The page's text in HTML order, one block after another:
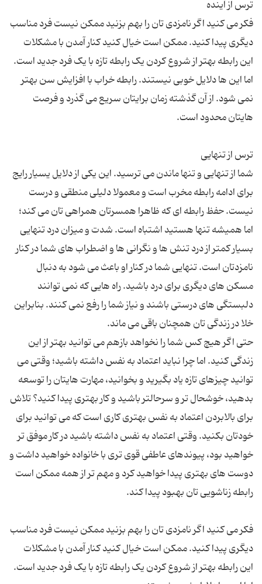
فکر می کنید اگر نامزدی تان را بهم بزنید ممکن نیست فرد مناسب
دیگری پیدا کنید. ممکن است خیال کنید کنار آمدن با مشکلات
این رابطه بهتر از شروع کردن یک رابطه تازه با یک فرد جدید است.
اما این ها دلایل خوبی نیستند. رابطه خراب با افزایش سن بهتر
نمی شود. از آن گذشته زمان برایتان سریع می گذرد و فرصت
شما از تنهایی و تنها ماندن می ترسید. این یکی از دلایل یسیار رایج
برای ادامه رابطه مخرب است و معمولا دلیلی منطقی و درست
نیست. حفظ رابطه ای که ظاهرا همسرتان همراهی تان می کند؛
اما همیشه تنها هستید اشتباه است. شدت و میزان درد تنهایی
بسیار کمتر از درد تنش ها و نگرانی ها و اضطراب های شما در کنار
نامزدتان است. تنهایی شما در کنار او باعث می شود به دنبال
مسکن های دیگری برای درد باشید. راه هایی که نمی توانند
دلبستگی های درستی باشند و نیاز شما را رفع نمی کنند. بنابراین
حتی اگر هیچ کس شما را نخواهد بازهم می توانید بهتر از این
زندگی کنید. اما چرا نباید اعتماد به نفس داشته باشید؛ وقتی می
توانید چیزهای تازه یاد بگیرید و بخوانید، مهارت هایتان را توسعه
بدهید، خوشحال تر و سرحالتر باشید و کار بهتری پیدا کنید؟ تلاش
برای بالابردن اعتماد به نفس بهتری کاری است که می توانید برای
خودتان بکنید. وقتی اعتماد به نفس داشته باشید در کار موفق تر
خواهید بود، پیوندهای عاطفی قوی تری با خانواده خواهید داشت و
دوست های بهتری پیدا خواهید کرد و مهم تر از همه ممکن است
فکر می کنید اگر نامزدی تان را بهم بزنید ممکن نیست فرد مناسب
دیگری پیدا کنید. ممکن است خیال کنید کنار آمدن با مشکلات
این رابطه بهتر از شروع کردن یک رابطه تازه با یک فرد جدید است.